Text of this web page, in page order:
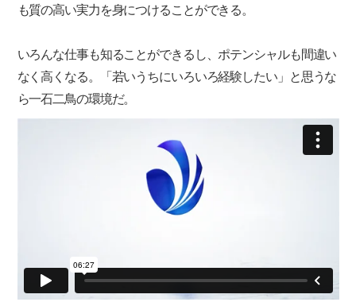
も質の高い実力を身につけることができる。
いろんな仕事も知ることができるし、ポテンシャルも間違い
なく高くなる。「若いうちにいろいろ経験したい」と思うな
ら一石二鳥の環境だ。